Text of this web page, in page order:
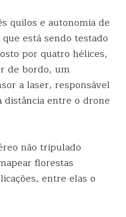
quilos e autonomia de
está sendo testado
por quatro hélices,
de bordo, um
a laser, responsável
entre o drone
não tripulado
florestas
entre elas o